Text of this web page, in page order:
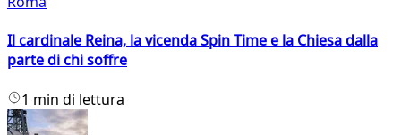
Il cardinale Reina, la vicenda Spin Time e la Chiesa dalla
parte di chi soffre
1 min di lettura